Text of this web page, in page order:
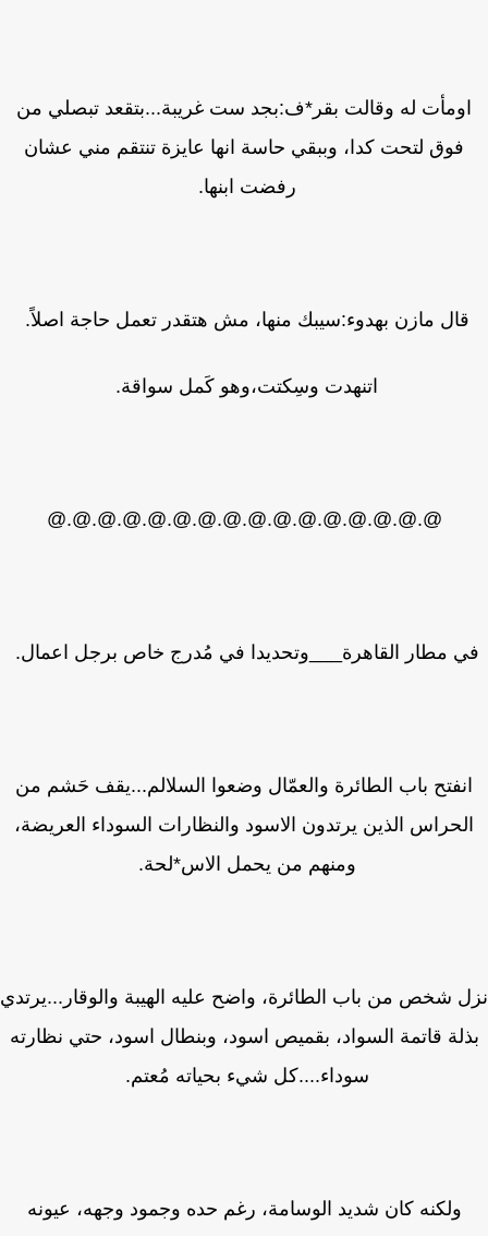
له وقالت بقر*ف:بجد ست غريبة...بتقعد تبصلي من
فوق لتحت كدا، وببقي حاسة انها عايزة تنتقم مني عشان
رفضت ابنها.
قال مازن بهدوء:سيبك منها، مش هتقدر تعمل حاجة اصلاً.
اتنهدت وسِكتت،وهو كَمل سواقة.
@.@.@.@.@.@.@.@.@.@.@.@.@.@.@.@
مطار القاهرة___وتحديدا في مُدرج خاص برجل اعمال.
باب الطائرة والعمّال وضعوا السلالم...يقف حَشم من
الذين يرتدون الاسود والنظارات السوداء العريضة،
ومنهم من يحمل الاس*لحة.
شخص من باب الطائرة، واضح عليه الهيبة والوقار...يرتدي
قاتمة السواد، بقميص اسود، وبنطال اسود، حتي نظارته
سوداء....كل شيء بحياته مُعتم.
ولكنه كان شديد الوسامة، رغم حده وجمود وجهه، عيونه